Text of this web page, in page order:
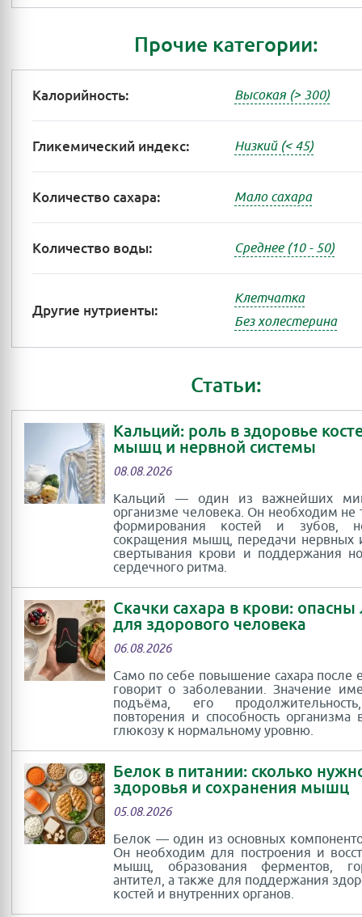
Прочие категории:
Калорийность: Высокая (> 300)
Гликемический индекс: Низкий (< 45)
Количество сахара: Мало сахара
Количество воды: Среднее (10 - 50)
Другие нутриенты:
Клетчатка
Без холестерина
Статьи:
Кальций: роль в здоровье
мышц и нервной системы
08.08.2026
Кальций — один из важнейших
организме человека. Он необходим не
формирования костей и зубов,
сокращения мышц, передачи нервных
свертывания крови и поддержания
сердечного ритма.
Скачки сахара в крови: опасны
для здорового человека
06.08.2026
Само по себе повышение сахара после
говорит о заболевании. Значение
подъёма, его
повторения и способность организма
глюкозу к нормальному уровню.
Белок в питании: сколько
здоровья и сохранения мышц
05.08.2026
Белок — один из основных
Он необходим для построения и
мышц, образования ферментов,
антител, а также для поддержания
костей и внутренних органов.